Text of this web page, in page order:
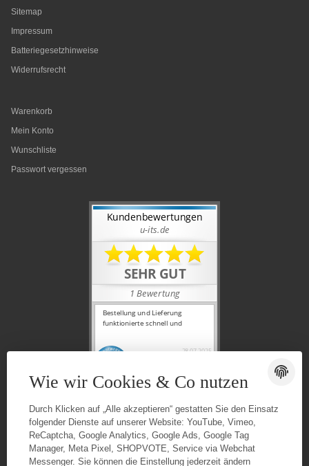
Sitemap
Impressum
Batteriegesetzhinweise
Widerrufsrecht
Warenkorb
Mein Konto
Wunschliste
Passwort vergessen
Wie wir Cookies & Co nutzen
Durch Klicken auf „Alle akzeptieren“ gestatten Sie den Einsatz
folgender Dienste auf unserer Website: YouTube, Vimeo,
ReCaptcha, Google Analytics, Google Ads, Google Tag
Manager, Meta Pixel, SHOPVOTE, Service via Webchat
Messenger. Sie können die Einstellung jederzeit ändern